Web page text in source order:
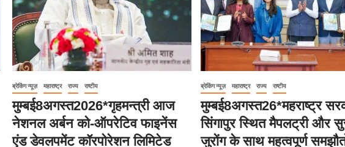
ब्रेकिंग न्यूज़ महाराष्ट्र राज्य राष्टीय
मुम्बई8अगस्त2026*गृहमन्त्री आज
नेशनल अर्बन को-ऑपरेटिव फाइनेंस
एंड डेवलपमेंट कॉरपोरेशन लिमिटेड
ब्रेकिंग न्यूज़ महाराष्ट्र राज्य राष्टीय
मुम्बई8अगस्त26*महराष्ट्र
सिंगापुर स्थित मैपलट्री और
जुरोंग के साथ महत्वपूर्ण